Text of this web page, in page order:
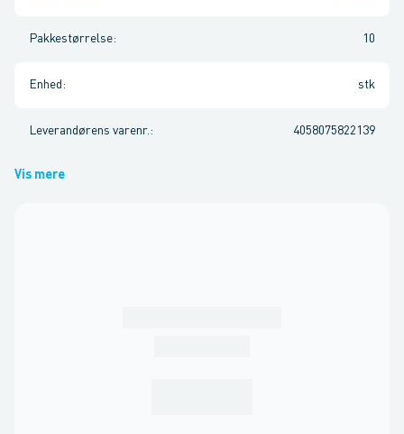
Pakkestørrelse: 10
Enhed : stk
Leverandørens varenr. : 4058075822139
Vis mere